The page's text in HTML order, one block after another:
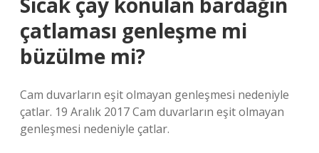
çatlaması genleşme mi
büzülme mi?
Cam duvarların eşit olmayan genleşmesi nedeniyle
çatlar. 19 Aralık 2017 Cam duvarların eşit olmayan
genleşmesi nedeniyle çatlar.